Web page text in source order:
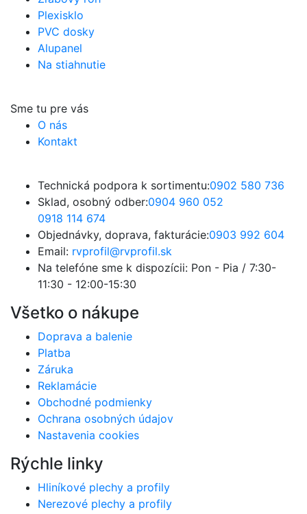
Plexisklo
PVC dosky
Alupanel
Na stiahnutie
Sme tu pre vás
O nás
Kontakt
Technická podpora k sortimentu:0902 580 736
Sklad, osobný odber:0904 960 052
0918 114 674
Objednávky, doprava, fakturácie:0903 992 604
Email: rvprofil@rvprofil.sk
Na telefóne sme k dispozícii: Pon - Pia / 7:30-
11:30 - 12:00-15:30
Všetko o nákupe
Doprava a balenie
Platba
Záruka
Reklamácie
Obchodné podmienky
Ochrana osobných údajov
Nastavenia cookies
Rýchle linky
Hliníkové plechy a profily
Nerezové plechy a profily